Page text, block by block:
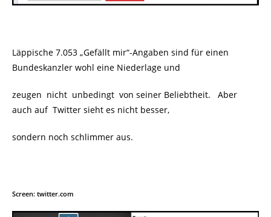
Läppische 7.053 „Gefällt mir“-Angaben sind für einen
Bundeskanzler wohl eine Niederlage und
zeugen nicht unbedingt von seiner Beliebtheit. Aber
auch auf Twitter sieht es nicht besser,
sondern noch schlimmer aus.
Screen: twitter.com